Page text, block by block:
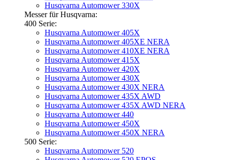
Husqvarna Automower 330X
Messer für Husqvarna:
400 Serie:
Husqvarna Automower 405X
Husqvarna Automower 405XE NERA
Husqvarna Automower 410XE NERA
Husqvarna Automower 415X
Husqvarna Automower 420X
Husqvarna Automower 430X
Husqvarna Automower 430X NERA
Husqvarna Automower 435X AWD
Husqvarna Automower 435X AWD NERA
Husqvarna Automower 440
Husqvarna Automower 450X
Husqvarna Automower 450X NERA
500 Serie:
Husqvarna Automower 520